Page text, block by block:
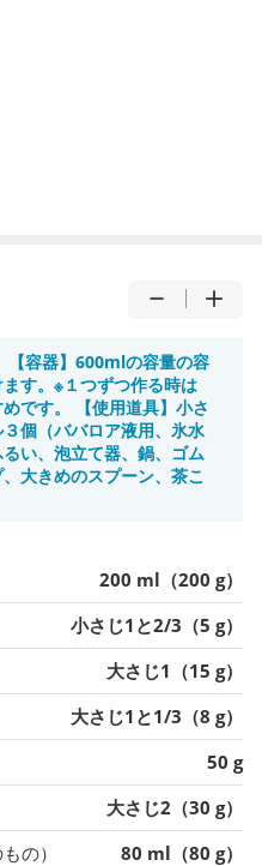
【容器】600mlの容量の容
す。※１つずつ作る時は
です。 【使用道具】小さ
個（ババロア液用、氷水
い、泡立て器、鍋、ゴム
大きめのスプーン、茶こ
200 ml（200 g）
小さじ1と2/3（5 g）
大さじ1（15 g）
大さじ1と1/3（8 g）
50 g
大さじ2（30 g）
の）
80 ml（80 g）